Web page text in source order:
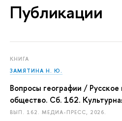
Публикации
КНИГА
ЗАМЯТИНА Н. Ю.
Вопросы географии / Русское
общество. Сб. 162.
ВЫП. 162. МЕДИА-ПРЕСС, 2026.